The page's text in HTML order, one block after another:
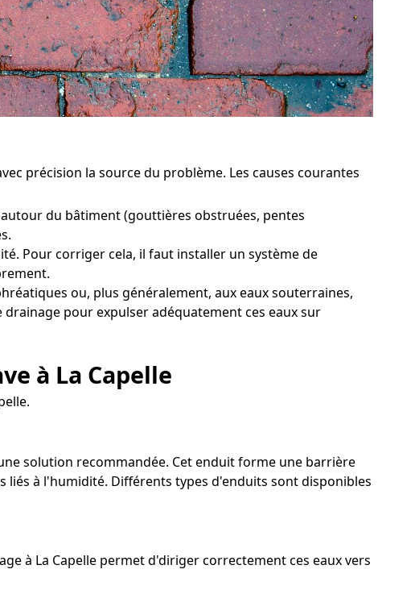
précision la source du problème. Les causes courantes
du bâtiment (gouttières obstruées, pentes
Pour corriger cela, il faut installer un système de
ou, plus généralement, aux eaux souterraines,
pour expulser adéquatement ces eaux sur
à La Capelle
solution recommandée. Cet enduit forme une barrière
à l'humidité. Différents types d'enduits sont disponibles
à La Capelle permet d'diriger correctement ces eaux vers